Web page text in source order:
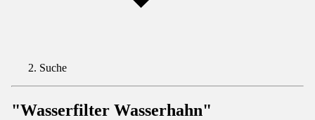
Suche
"Wasserfilter Wasserhahn"